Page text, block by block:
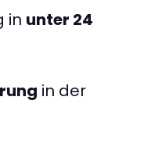
in unter 24
in der